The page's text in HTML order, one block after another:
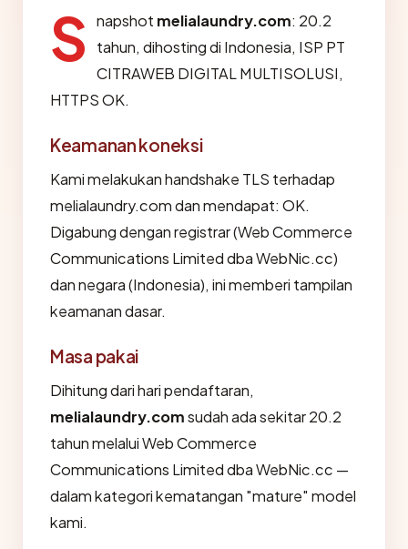
S napshot melialaundry.com: 20.2
tahun, dihosting di Indonesia, ISP PT
CITRAWEB DIGITAL MULTISOLUSI,
HTTPS OK.
Keamanan koneksi
Kami melakukan handshake TLS terhadap
melialaundry.com dan mendapat: OK.
Digabung dengan registrar (Web Commerce
Communications Limited dba WebNic.cc)
dan negara (Indonesia), ini memberi tampilan
keamanan dasar.
Masa pakai
Dihitung dari hari pendaftaran,
melialaundry.comsudah ada sekitar 20.2
tahun melalui Web Commerce
Communications Limited dba WebNic.cc —
dalam kategori kematangan "mature" model
kami.